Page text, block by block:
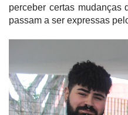
perceber certas mudanças
passam a ser expressas